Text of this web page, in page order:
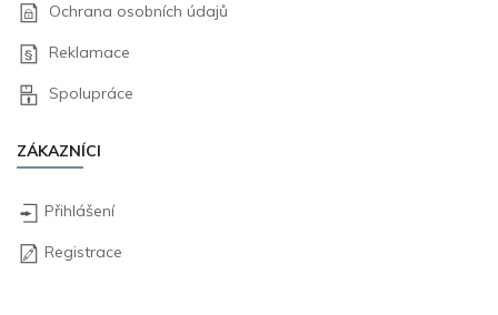
Ochrana osobních údajů
Reklamace
Spolupráce
ZÁKAZNÍCI
Přihlášení
Registrace